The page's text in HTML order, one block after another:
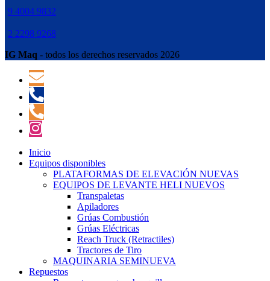
9 4004 9832
2 2298 9268
IG Maq - todos los derechos reservados 2026
Inicio
Equipos disponibles
PLATAFORMAS DE ELEVACIÓN NUEVAS
EQUIPOS DE LEVANTE HELI NUEVOS
Transpaletas
Apiladores
Grúas Combustión
Grúas Eléctricas
Reach Truck (Retractiles)
Tractores de Tiro
MAQUINARIA SEMINUEVA
Repuestos